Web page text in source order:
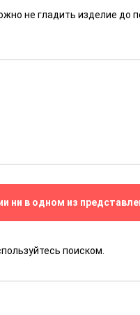
не гладить изделие до
ни в одном из
поиском.